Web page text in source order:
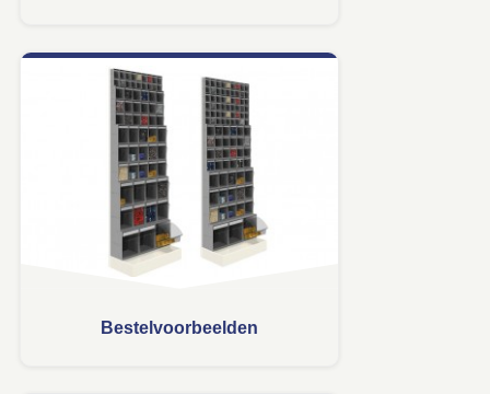
Bestelvoorbeelden